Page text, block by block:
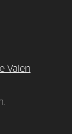
Valen